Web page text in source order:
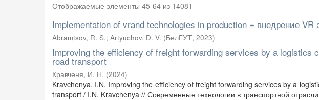
Отображаемые элементы 45-64 из 14081
Implementation of vrand technologies in production = внедрение VR
Abramtsov, R. S.; Artyuchov, D. V. (БелГУТ, 2023)
Improving the efficiency of freight forwarding services by a logistics
road transport
Кравченя, И. Н. (2024)
Kravchenya, I.N. Improving the efficiency of freight forwarding services by a
transport / I.N. Kravchenya // Современные технологии в транспортной